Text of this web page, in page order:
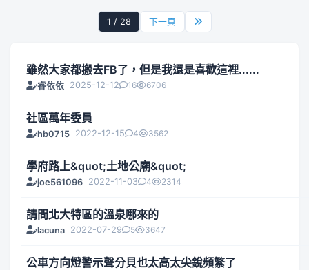
1 / 28 下一頁
雖然大家都搬去FB了，但是我還是喜歡這裡......
睿依依 2025-12-12 16 6706
社區萬年委員
hb0715 2022-12-15 4 3562
學府路上&quot;土地公廟&quot;
joe561096 2022-11-03 4 2314
請問北大特區的溫泉哪來的
lacuna 2022-07-29 5 3647
公車方向燈警示聲分貝也太高太尖銳頻繁了